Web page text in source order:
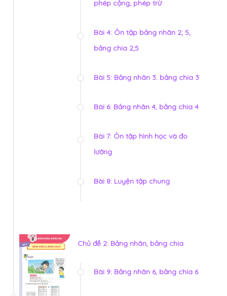
phép cộng, phép trừ
Bài 4: Ôn tập bảng nhân 2; 5,
bảng chia 2;5
Bài 5: Bảng nhân 3. bảng chia 3
Bài 6: Bảng nhân 4, bảng chia 4
Bài 7: Ôn tập hình học và đo
lường
Bài 8: Luyện tập chung
Chủ đề 2: Bảng nhân, bảng chia
Bài 9: Bảng nhân 6, bảng chia 6